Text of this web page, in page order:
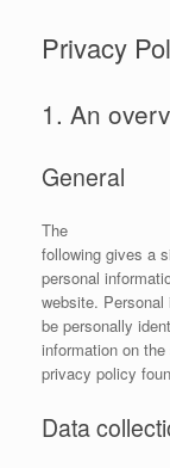
Privacy
1. An
General
The
following gives a
personal
website.
be personally
information on
privacy policy
Data